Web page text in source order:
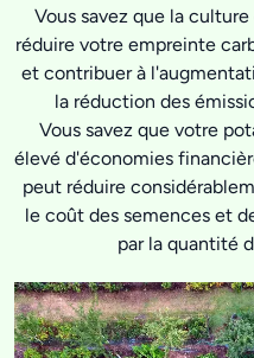
Vous savez que la
réduire votre empreinte
et contribuer à
la réduction des
Vous savez que votre
élevé d'économies
peut réduire
le coût des semences et
par la quantité